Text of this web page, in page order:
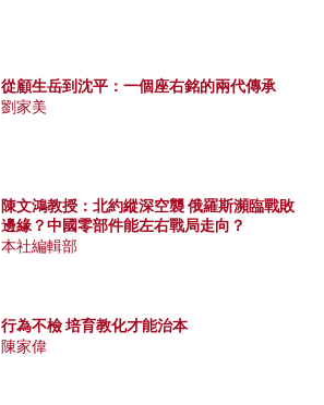
從顧生岳到沈平：一個座右銘的兩代傳承
劉家美
陳文鴻教授：北約縱深空襲 俄羅斯瀕臨戰敗
邊緣？中國零部件能左右戰局走向？
本社編輯部
行為不檢 培育教化才能治本
陳家偉